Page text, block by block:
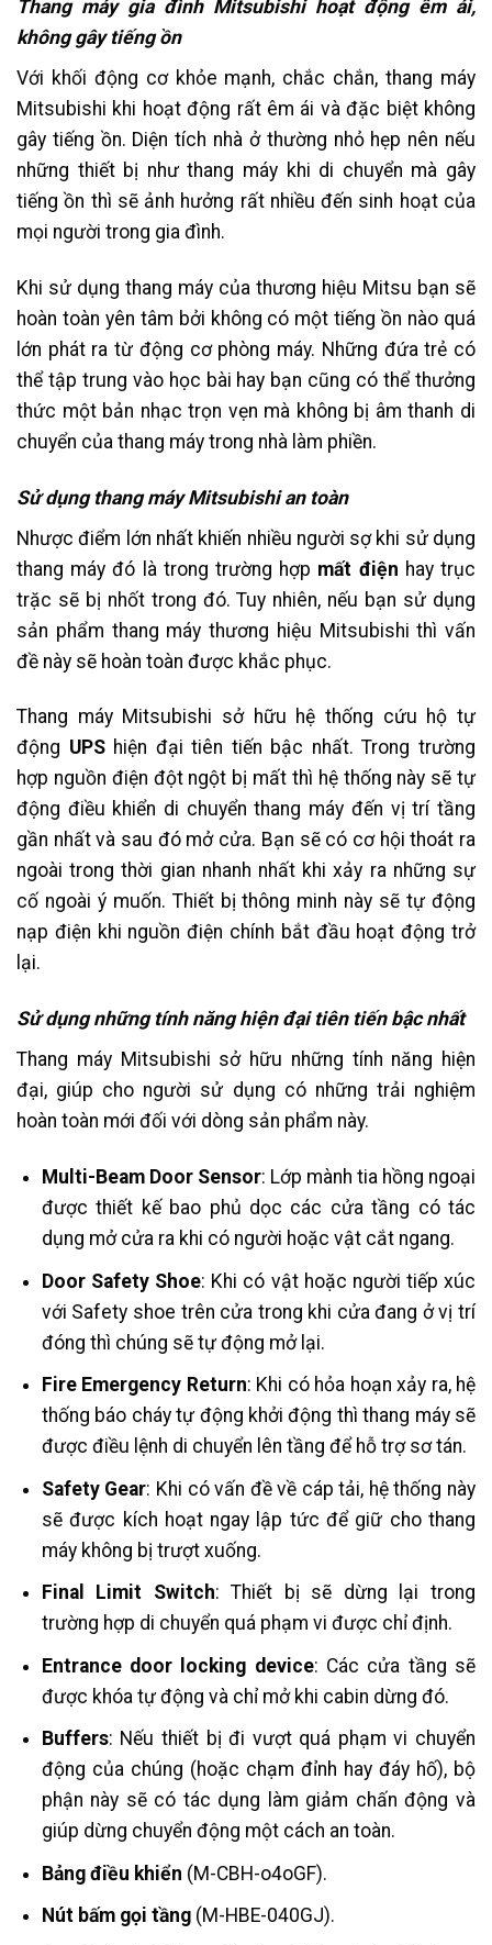
Thang máy gia đình Mitsubishi hoạt động êm ái,
không gây tiếng ồn
Với khối động cơ khỏe mạnh, chắc chắn, thang máy
Mitsubishi khi hoạt động rất êm ái và đặc biệt không
gây tiếng ồn. Diện tích nhà ở thường nhỏ hẹp nên nếu
những thiết bị như thang máy khi di chuyển mà gây
tiếng ồn thì sẽ ảnh hưởng rất nhiều đến sinh hoạt của
mọi người trong gia đình.
Khi sử dụng thang máy của thương hiệu Mitsu bạn sẽ
hoàn toàn yên tâm bởi không có một tiếng ồn nào quá
lớn phát ra từ động cơ phòng máy. Những đứa trẻ có
thể tập trung vào học bài hay bạn cũng có thể thưởng
thức một bản nhạc trọn vẹn mà không bị âm thanh di
chuyển của thang máy trong nhà làm phiền.
Sử dụng thang máy Mitsubishi an toàn
Nhược điểm lớn nhất khiến nhiều người sợ khi sử dụng
thang máy đó là trong trường hợp mất điện hay trục
trặc sẽ bị nhốt trong đó. Tuy nhiên, nếu bạn sử dụng
sản phẩm thang máy thương hiệu Mitsubishi thì vấn
đề này sẽ hoàn toàn được khắc phục.
Thang máy Mitsubishi sở hữu hệ thống cứu hộ tự
động UPShiện đại tiên tiến bậc nhất. Trong trường
hợp nguồn điện đột ngột bị mất thì hệ thống này sẽ tự
động điều khiển di chuyển thang máy đến vị trí tầng
gần nhất và sau đó mở cửa. Bạn sẽ có cơ hội thoát ra
ngoài trong thời gian nhanh nhất khi xảy ra những sự
cố ngoài ý muốn. Thiết bị thông minh này sẽ tự động
nạp điện khi nguồn điện chính bắt đầu hoạt động trở
lại.
Sử dụng những tính năng hiện đại tiên tiến bậc nhất
Thang máy Mitsubishi sở hữu những tính năng hiện
đại, giúp cho người sử dụng có những trải nghiệm
hoàn toàn mới đối với dòng sản phẩm này.
Multi-Beam Door Sensor: Lớp mành tia hồng ngoại
được thiết kế bao phủ dọc các cửa tầng có tác
dụng mở cửa ra khi có người hoặc vật cắt ngang.
Door Safety Shoe: Khi có vật hoặc người tiếp xúc
với Safety shoe trên cửa trong khi cửa đang ở vị trí
đóng thì chúng sẽ tự động mở lại.
Fire Emergency Return: Khi có hỏa hoạn xảy ra, hệ
thống báo cháy tự động khởi động thì thang máy sẽ
được điều lệnh di chuyển lên tầng để hỗ trợ sơ tán.
Safety Gear: Khi có vấn đề về cáp tải, hệ thống này
sẽ được kích hoạt ngay lập tức để giữ cho thang
máy không bị trượt xuống.
Final Limit Switch: Thiết bị sẽ dừng lại trong
trường hợp di chuyển quá phạm vi được chỉ định.
Entrance door locking device: Các cửa tầng sẽ
được khóa tự động và chỉ mở khi cabin dừng đó.
Buffers: Nếu thiết bị đi vượt quá phạm vi chuyển
động của chúng (hoặc chạm đỉnh hay đáy hố), bộ
phận này sẽ có tác dụng làm giảm chấn động và
giúp dừng chuyển động một cách an toàn.
Bảng điều khiển (M-CBH-o4oGF).
Nút bấm gọi tầng(M-HBE-040GJ).